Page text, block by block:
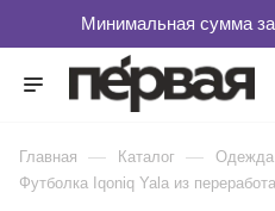
Главная — Каталог — Одежда
Футболка Iqoniq Yala из